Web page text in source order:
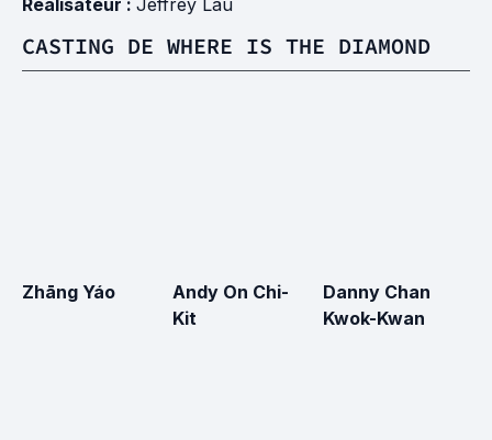
Réalisateur : Jeffrey Lau
CASTING DE WHERE IS THE DIAMOND
Zhāng Yáo
Andy On Chi-
Kit
Danny Chan
Kwok-Kwan